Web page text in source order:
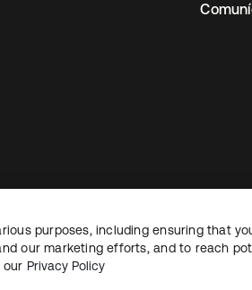
Información legalPolítica de privacidad
Sus opciones de privacidad
purposes, including ensuring that
our marketing efforts, and to reach
our Privacy Policy